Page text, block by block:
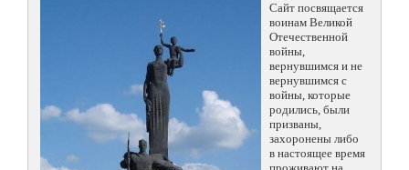
Сайт посвящается
воинам Великой
Отечественной
войны,
вернувшимся и не
вернувшимся с
войны, которые
родились, были
призваны,
захоронены либо
в настоящее время